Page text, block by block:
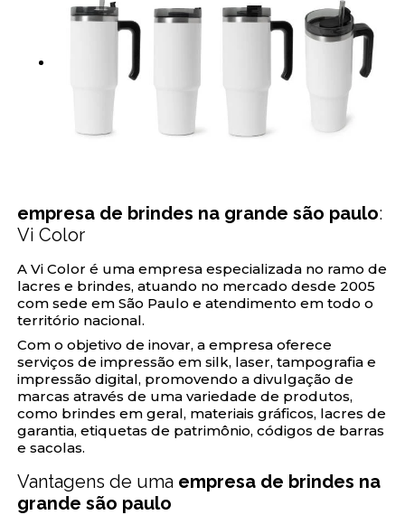
empresa de brindes na grande são paulo:
Vi Color
A Vi Color é uma empresa especializada no ramo de
lacres e brindes, atuando no mercado desde 2005
com sede em São Paulo e atendimento em todo o
território nacional.
Com o objetivo de inovar, a empresa oferece
serviços de impressão em silk, laser, tampografia e
impressão digital, promovendo a divulgação de
marcas através de uma variedade de produtos,
como brindes em geral, materiais gráficos, lacres de
garantia, etiquetas de patrimônio, códigos de barras
e sacolas.
Vantagens de uma empresa de brindes na
grande são paulo